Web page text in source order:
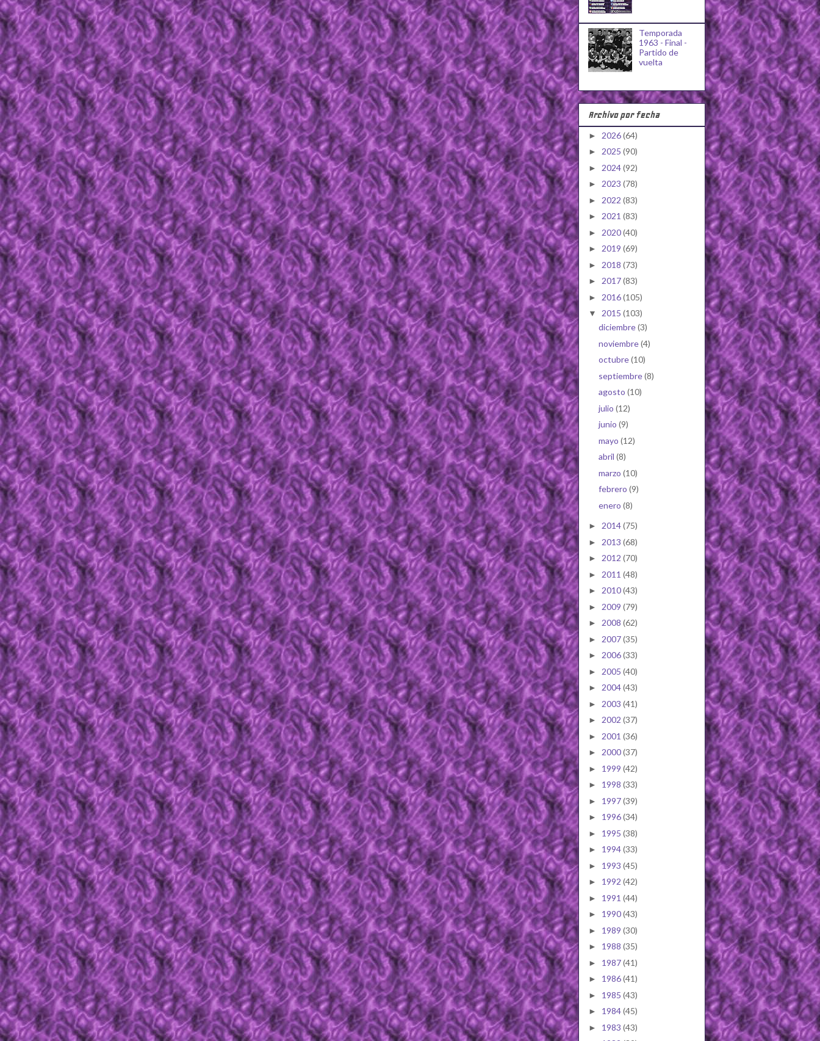
Temporada
1963 - Final -
Partido de
vuelta
Archivo por fecha
► 2026(64)
► 2025 (90)
► 2024(92)
► 2023 (78)
► 2022 (83)
► 2021 (83)
► 2020(40)
► 2019 (69)
► 2018 (73)
► 2017(83)
► 2016(105)
▼ 2015 (103)
diciembre(3)
noviembre(4)
octubre(10)
septiembre(8)
agosto (10)
julio (12)
junio (9)
mayo (12)
abril (8)
marzo (10)
febrero (9)
enero (8)
► 2014(75)
► 2013 (68)
► 2012 (70)
► 2011 (48)
► 2010(43)
► 2009 (79)
► 2008 (62)
► 2007(35)
► 2006(33)
► 2005 (40)
► 2004(43)
► 2003 (41)
► 2002 (37)
► 2001 (36)
► 2000(37)
► 1999 (42)
► 1998 (33)
► 1997(39)
► 1996(34)
► 1995 (38)
► 1994(33)
► 1993 (45)
► 1992 (42)
► 1991 (44)
► 1990(43)
► 1989 (30)
► 1988 (35)
► 1987(41)
► 1986(41)
► 1985 (43)
► 1984(45)
► 1983 (43)